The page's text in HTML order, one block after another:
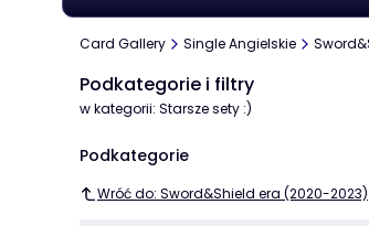
Card Gallery Single Angielskie
Podkategorie i filtry
w kategorii: Starsze sety :)
Podkategorie
Wróć do: Sword&Shield era (2020-2023)